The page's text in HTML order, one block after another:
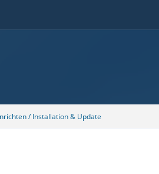
/ Installation & Update